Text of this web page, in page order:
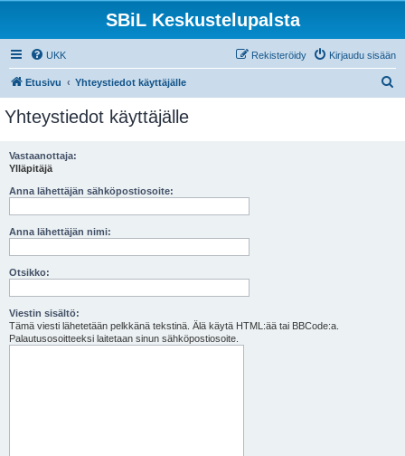
SBiL Keskustelupalsta
UKK Kirjaudu sisään
Rekisteröidy
Etusivu Yhteystiedot käyttäjälle
Yhteystiedot käyttäjälle
Vastaanottaja:
Ylläpitäjä
Anna lähettäjän sähköpostiosoite:
Anna lähettäjän nimi:
Otsikko:
Viestin sisältö:
Tämä viesti lähetetään pelkkänä tekstinä. Älä käytä HTML:ää tai BBCode:a.
Palautusosoitteeksi laitetaan sinun sähköpostiosoite.